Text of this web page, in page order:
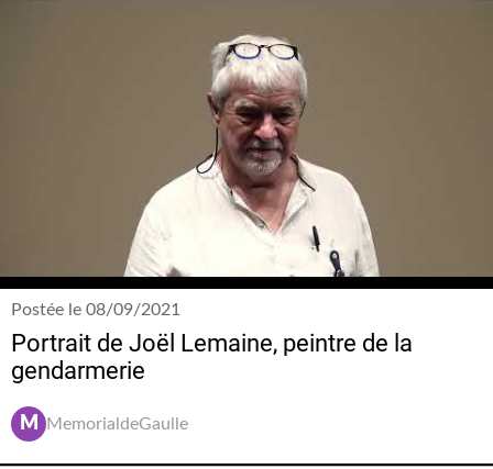
Postée le 08/09/2021
Portrait de Joël Lemaine, peintre de la
gendarmerie
M MemorialdeGaulle